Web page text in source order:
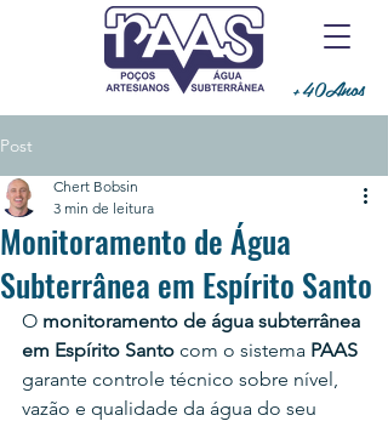
+40Anos
Post
Monitoramento de Água
Subterrânea em Espírito Santo
Chert Bobsin
3 min de leitura
O monitoramento de água subterrânea
em Espírito Santo com o sistema PAAS
garante controle técnico sobre nível,
vazão e qualidade da água do seu